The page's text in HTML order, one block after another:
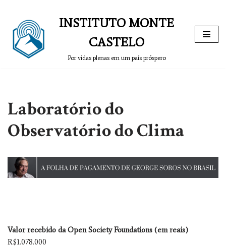
Pular
para
INSTITUTO MONTE
CASTELO
Por vidas plenas em um país próspero
Laboratório do
Observatório do Clima
Valor recebido da Open Society Foundations (em reais)
R$1.078.000